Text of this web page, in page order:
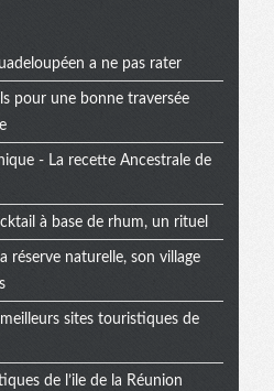
a ne pas rater
pour une bonne traversée
- La recette Ancestrale de
à base de rhum, un rituel
réserve naturelle, son village
sites touristiques de
de l’ile de la Réunion